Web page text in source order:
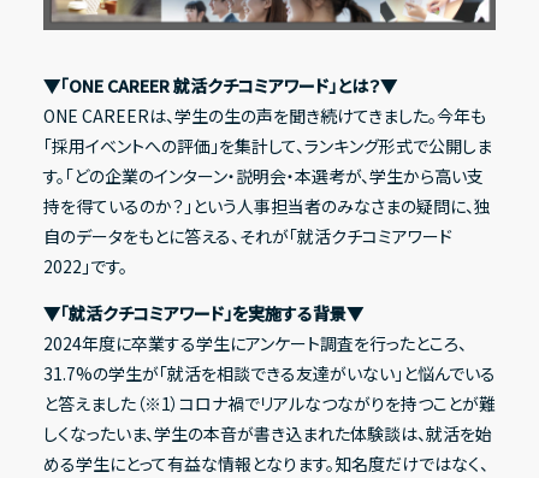
経営成績
財政状態
IRライブラリー
決算短信
決算説明資料
有価証券報告書
適時開示資料
▼「ONE CAREER 就活クチコミアワード」とは？▼
ONE CAREERは、学生の生の声を聞き続けてきました。今年も
「採用イベントへの評価」を集計して、ランキング形式で公開しま
す。「どの企業のインターン・説明会・本選考が、学生から高い支
持を得ているのか？」という人事担当者のみなさまの疑問に、独
自のデータをもとに答える、それが「就活クチコミアワード
2022」です。
▼「就活クチコミアワード」を実施する背景▼
2024年度に卒業する学生にアンケート調査を行ったところ、
31.7%の学生が「就活を相談できる友達がいない」と悩んでいる
と答えました（※1）コロナ禍でリアルなつながりを持つことが難
しくなったいま、学生の本音が書き込まれた体験談は、就活を始
める学生にとって有益な情報となります。知名度だけではなく、